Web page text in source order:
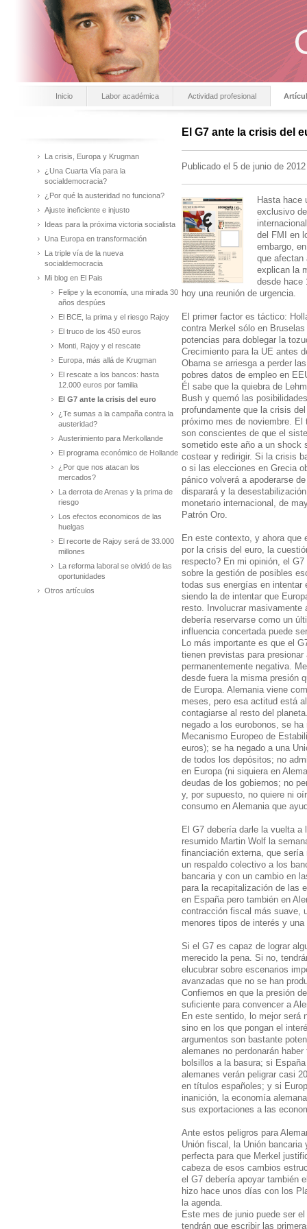
Inicio Labor académica Actividad profesional
La crisis, Europa y Krugman
¿Una Cuarta Vía para la
socialdemocracia?
¿Por qué la austeridad no funciona?
Ajuste ineficiente e injusto
Ideas para la próxima victoria socialista
Una Europa en transformación
La triple vía de la nueva
socialdemocracia
Mi blog en El Pais
Felipe y la economía, una mirada 30
años despúes
El BCE, la prima y el riesgo Rajoy
El truco de los 450 euros
Monti, Rajoy y el rescate
Europa, más allá de Krugman
El rescate a los bancos: hasta
12.000 euros por familia
El G7 ante la crisis del euro
¿Te sumas a la campaña contra la
austeridad?
Austerimiento para Merkollande
El programa económico de Hollande
¿Por que nos atacan los
mercados?
La derrota de Arenas y la prima de
riesgo
Los efectos economicos de las
huelgas
El recorte de Rajoy será de 33.000
millones
La reforma laboral se olvidó de las
oportunidades
Otros artículos
El G7 ante la crisis del
Publicado el 5 de junio de 2012
Hasta hace
exclusivo
del FMI en
embargo,
que afectan
explican la
desde hace
hoy una reunión de urgencia.
El primer factor es táctico:
contra Merkel sólo en
potencias para doblegar la
Crecimiento para la UE antes
Obama se arriesga a perder
pobres datos de empleo en
Él sabe que la quiebra de
Bush y quemó las
profundamente que la crisis
próximo mes de noviembre.
son conscientes de que el
sometido este año a un shock
costear y redirigir. Si la crisis
o si las elecciones en Grecia
pánico volverá a apoderarse
disparará y la
monetario internacional, de
Patrón Oro.
En este contexto, y ahora que
por la crisis del euro, la
respecto? En mi opinión, el
sobre la gestión de posibles
todas sus energías en intentar
siendo la de intentar que
resto. Involucrar
debería reservarse como un
influencia concertada puede
Lo más importante es que el
tienen previstas para
permanentemente negativa.
desde fuera la misma presión
de Europa. Alemania viene
meses, pero esa actitud está
contagiarse al resto del
negado a los eurobonos, se
Mecanismo Europeo de
euros); se ha negado a una
de todos los depósitos; no
en Europa (ni siquiera en
deudas de los gobiernos; no
y, por supuesto, no quiere ni
consumo en Alemania que
El G7 debería darle la vuelta a
resumido Martin Wolf la
financiación externa, que
un respaldo colectivo a los
bancaria y con un cambio en
para la recapitalización de las
en España pero también en
contracción fiscal más suave,
menores tipos de interés y
Si el G7 es capaz de lograr
merecido la pena. Si no,
elucubrar sobre escenarios
avanzadas que no se han
Confiemos en que la presión
suficiente para convencer a
En este sentido, lo mejor será
sino en los que pongan el
argumentos son bastante
alemanes no perdonarán
bolsillos a la basura; si
alemanes verán peligrar casi
en títulos españoles; y si
inanición, la economía
sus exportaciones a las
Ante estos peligros para
Unión fiscal, la Unión
perfecta para que Merkel
cabeza de esos cambios
el G7 debería apoyar también
hizo hace unos días con los
la agenda.
Este mes de junio puede ser
tendrán que escribir las